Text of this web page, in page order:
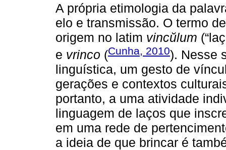
A própria etimologia da
elo e transmissão. O termo
origem no latim vincŭlum
e vrinco (Cunha, 2010). Nesse
linguística, um gesto de
gerações e contextos
portanto, a uma atividade
linguagem de laços que
em uma rede de
a ideia de que brincar é